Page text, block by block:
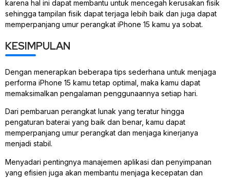
karena hal ini dapat membantu untuk mencegah kerusakan fisik
sehingga tampilan fisik dapat terjaga lebih baik dan juga dapat
memperpanjang umur perangkat iPhone 15 kamu ya sobat.
KESIMPULAN
Dengan menerapkan beberapa tips sederhana untuk menjaga
performa iPhone 15 kamu tetap optimal, maka kamu dapat
memaksimalkan pengalaman penggunaannya setiap hari.
Dari pembaruan perangkat lunak yang teratur hingga
pengaturan baterai yang baik dan benar, kamu dapat
memperpanjang umur perangkat dan menjaga kinerjanya
menjadi stabil.
Menyadari pentingnya manajemen aplikasi dan penyimpanan
yang efisien juga akan membantu menjaga kecepatan dan